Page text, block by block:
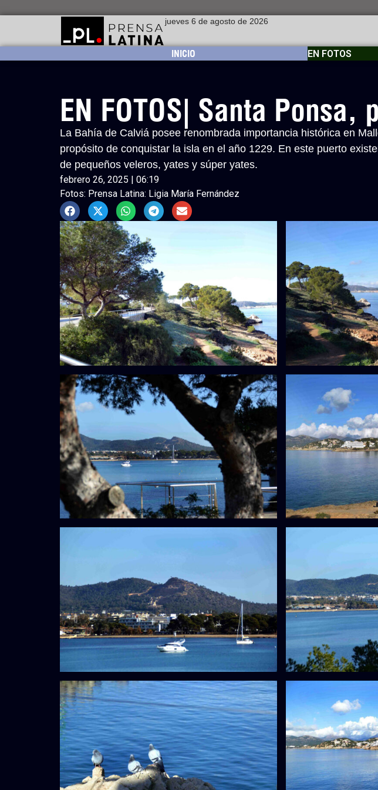
jueves 6 de agosto de 2026
INICIO EN FOTOS
EN FOTOS| Santa
La Bahía de Calviá posee renombrada importancia histórica en
propósito de conquistar la isla en el año 1229. En este puerto
de pequeños veleros, yates y súper yates.
febrero 26, 2025 | 06:19
Fotos: Prensa Latina: Ligia María Fernández